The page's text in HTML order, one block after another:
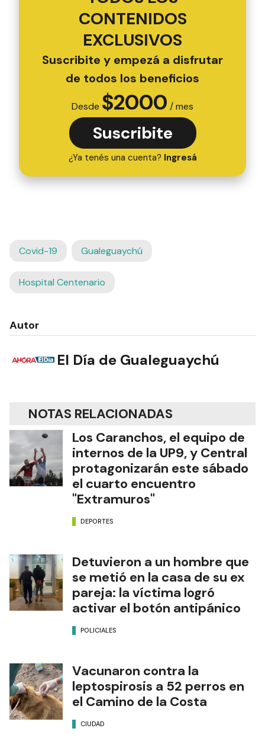
CONTENIDOS
EXCLUSIVOS
Suscribite y empezá a disfrutar
de todos los beneficios
Desde $2000 / mes
Suscribite
¿Ya tenés una cuenta? Ingresá
Covid-19 Gualeguaychú
Hospital Centenario
Autor
El Día de Gualeguaychú
NOTAS RELACIONADAS
Los Caranchos, el equipo de
internos de la UP9, y Central
protagonizarán este sábado
el cuarto encuentro
"Extramuros"
DEPORTES
Detuvieron a un hombre que
se metió en la casa de su ex
pareja: la víctima logró
activar el botón antipánico
POLICIALES
Vacunaron contra la
leptospirosis a 52 perros en
el Camino de la Costa
CIUDAD